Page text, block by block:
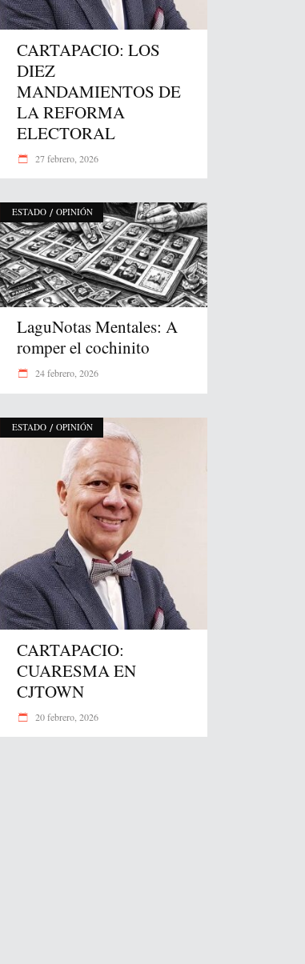
CARTAPACIO: LOS
DIEZ
MANDAMIENTOS DE
LA REFORMA
ELECTORAL
27 febrero, 2026
ESTADO / OPINIÓN
LaguNotas Mentales: A
romper el cochinito
24 febrero, 2026
ESTADO / OPINIÓN
CARTAPACIO:
CUARESMA EN
CJTOWN
20 febrero, 2026